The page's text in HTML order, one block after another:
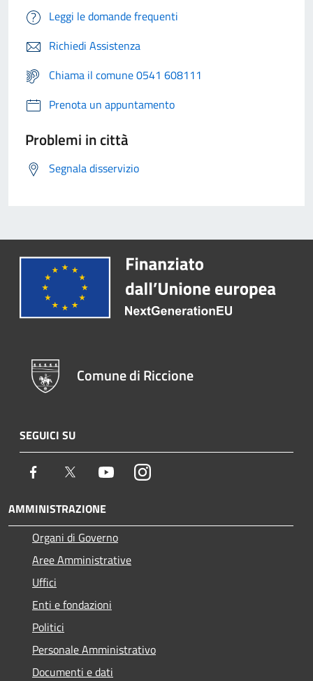
Leggi le domande frequenti
Richiedi Assistenza
Chiama il comune 0541 608111
Prenota un appuntamento
Problemi in città
Segnala disservizio
Comune di Riccione
SEGUICI SU
Facebook Twitter YoutubeInstagram
AMMINISTRAZIONE
Organi di Governo
Aree Amministrative
Uffici
Enti e fondazioni
Politici
Personale Amministrativo
Documenti e dati